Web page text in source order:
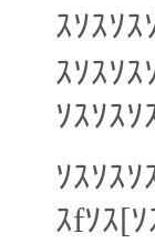
ｽｿｽｿｽ
ｽｿｽｿ
ｿｽｿｽ
ｿｽｿｽ
ｽfｿｽ[